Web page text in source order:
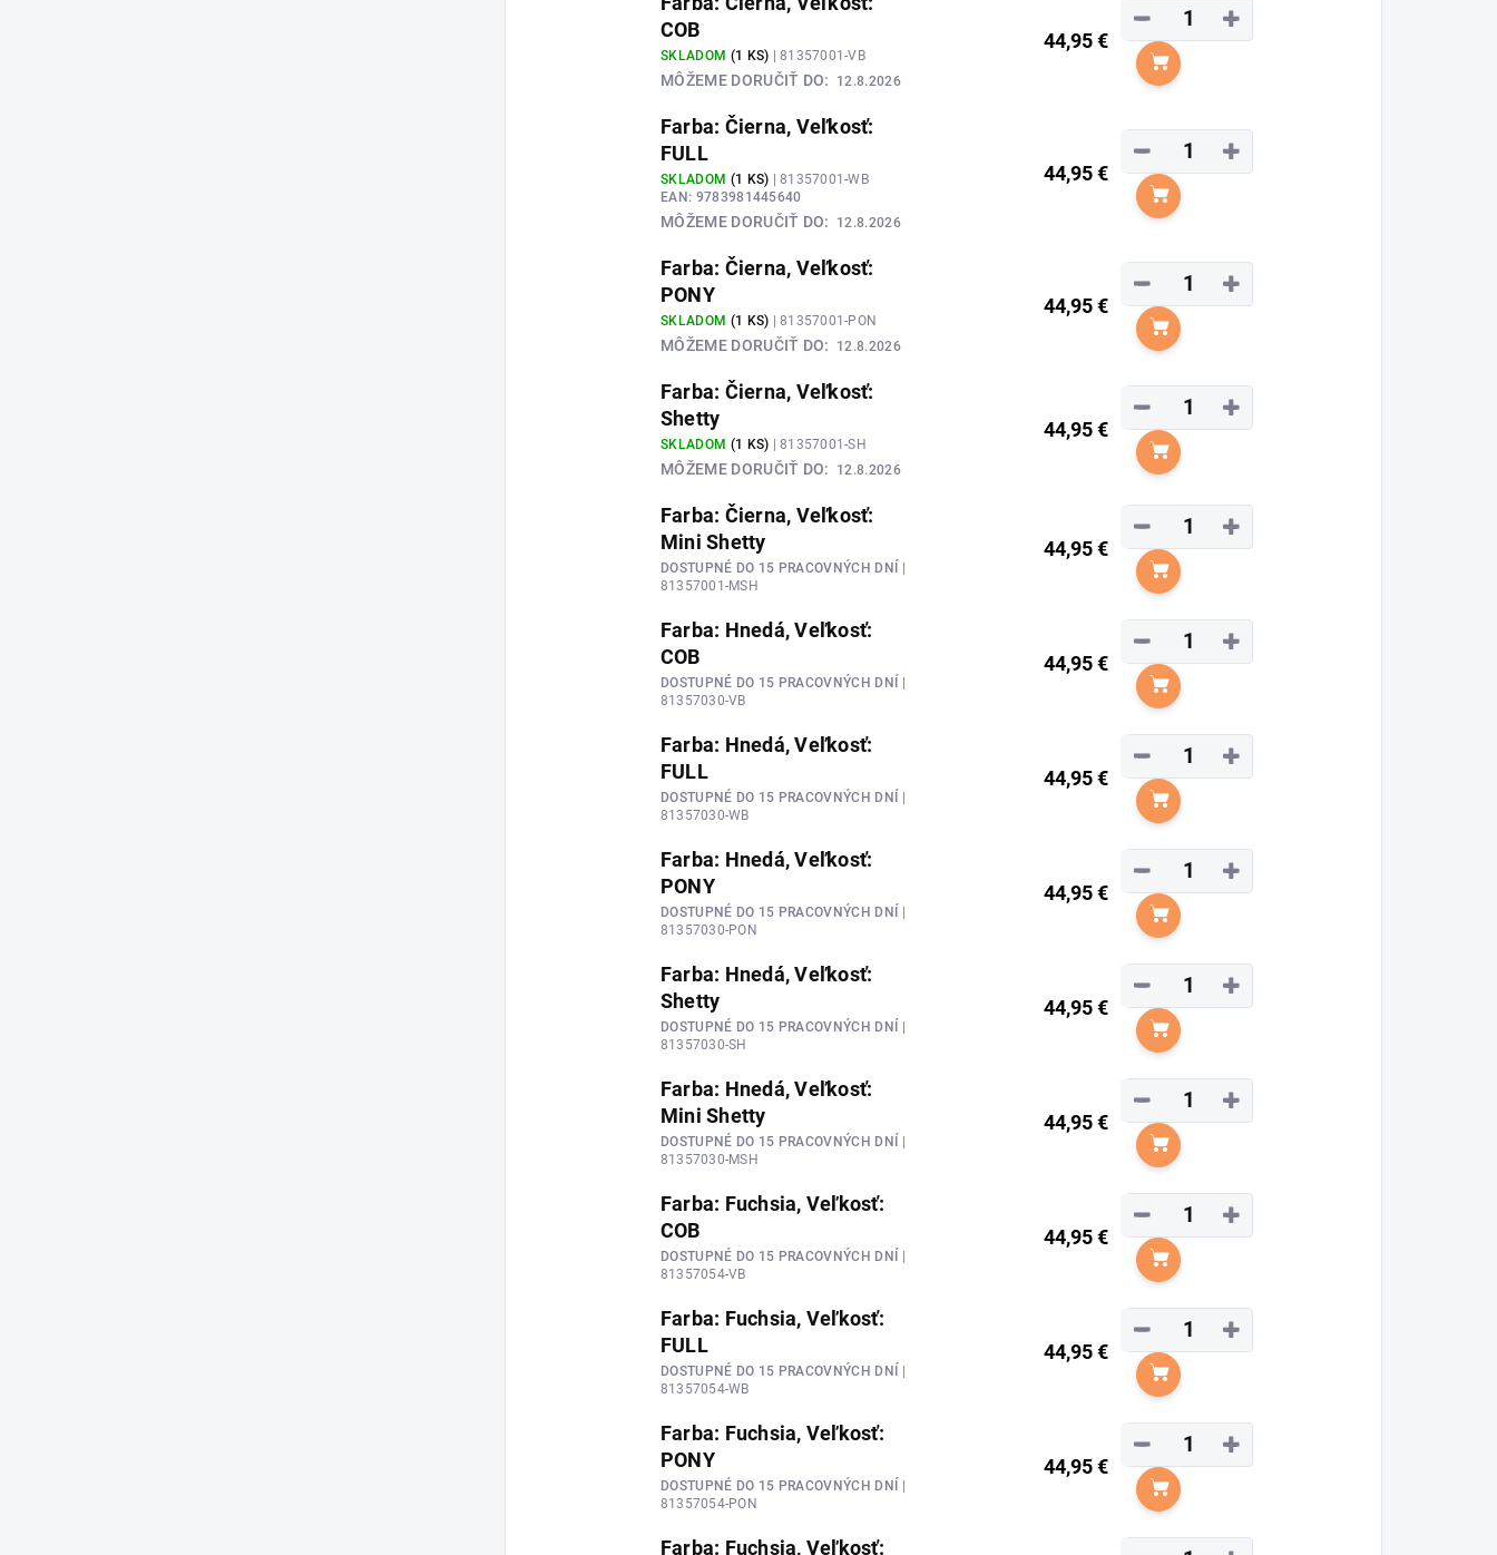
COB
SKLADOM (1 KS) | 81357001-VB
MÔŽEME DORUČIŤ DO: 12.8.2026
44,95 €
+
−
Do košíka
Farba: Čierna, Veľkosť:
FULL
SKLADOM (1 KS) | 81357001-WB
EAN: 9783981445640
MÔŽEME DORUČIŤ DO: 12.8.2026
44,95 €
+
−
Do košíka
Farba: Čierna, Veľkosť:
PONY
SKLADOM (1 KS) | 81357001-PON
MÔŽEME DORUČIŤ DO: 12.8.2026
44,95 €
+
−
Do košíka
Farba: Čierna, Veľkosť:
Shetty
SKLADOM (1 KS) | 81357001-SH
MÔŽEME DORUČIŤ DO: 12.8.2026
44,95 €
+
−
Do košíka
Farba: Čierna, Veľkosť:
Mini Shetty
DOSTUPNÉ DO 15 PRACOVNÝCH DNÍ
81357001-MSH
44,95 €
+
−
Do košíka
Farba: Hnedá, Veľkosť:
COB
DOSTUPNÉ DO 15 PRACOVNÝCH DNÍ
81357030-VB
44,95 €
+
−
Do košíka
Farba: Hnedá, Veľkosť:
FULL
DOSTUPNÉ DO 15 PRACOVNÝCH DNÍ
81357030-WB
44,95 €
+
−
Do košíka
Farba: Hnedá, Veľkosť:
PONY
DOSTUPNÉ DO 15 PRACOVNÝCH DNÍ
81357030-PON
44,95 €
+
−
Do košíka
Farba: Hnedá, Veľkosť:
Shetty
DOSTUPNÉ DO 15 PRACOVNÝCH DNÍ
81357030-SH
44,95 €
+
−
Do košíka
Farba: Hnedá, Veľkosť:
Mini Shetty
DOSTUPNÉ DO 15 PRACOVNÝCH DNÍ
81357030-MSH
44,95 €
+
−
Do košíka
Farba: Fuchsia, Veľkosť:
COB
DOSTUPNÉ DO 15 PRACOVNÝCH DNÍ
81357054-VB
44,95 €
+
−
Do košíka
Farba: Fuchsia, Veľkosť:
FULL
DOSTUPNÉ DO 15 PRACOVNÝCH DNÍ
81357054-WB
44,95 €
+
−
Do košíka
Farba: Fuchsia, Veľkosť:
PONY
DOSTUPNÉ DO 15 PRACOVNÝCH DNÍ
81357054-PON
44,95 €
+
−
Do košíka
Farba: Fuchsia, Veľkosť: